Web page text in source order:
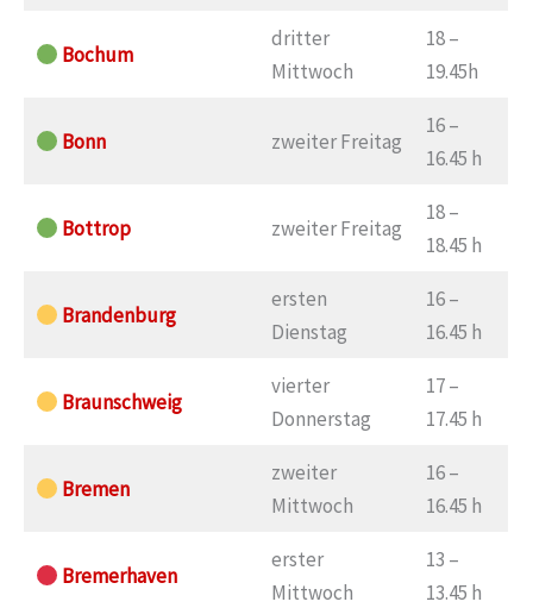
Bochum
dritter
Mittwoch
18 –
19.45h
Bonn zweiter Freitag
16 –
16.45 h
Bottrop zweiter Freitag
18 –
18.45 h
Brandenburg
ersten
Dienstag
16 –
16.45 h
Braunschweig
vierter
Donnerstag
17 –
17.45 h
Bremen
zweiter
Mittwoch
16 –
16.45 h
Bremerhaven
erster
Mittwoch
13 –
13.45 h